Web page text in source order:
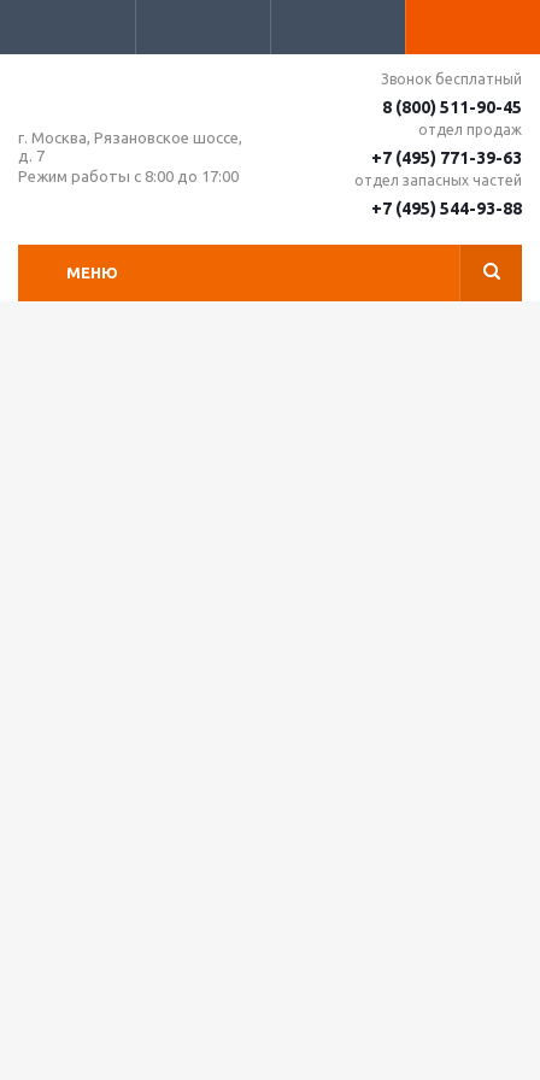
г. Москва, Рязановское шоссе,
д. 7
Режим работы с 8:00 до 17:00
Звонок бесплатный
8 (800) 511-90-45
отдел продаж
+7 (495) 771-39-63
отдел запасных частей
+7 (495) 544-93-88
МЕНЮ